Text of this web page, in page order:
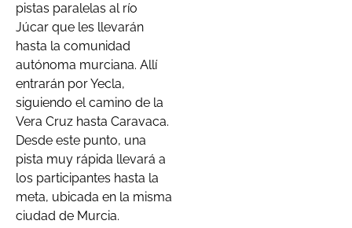
pistas paralelas al río
Júcar que les llevarán
hasta la comunidad
autónoma murciana. Allí
entrarán por Yecla,
siguiendo el camino de la
Vera Cruz hasta Caravaca.
Desde este punto, una
pista muy rápida llevará a
los participantes hasta la
meta, ubicada en la misma
ciudad de Murcia.